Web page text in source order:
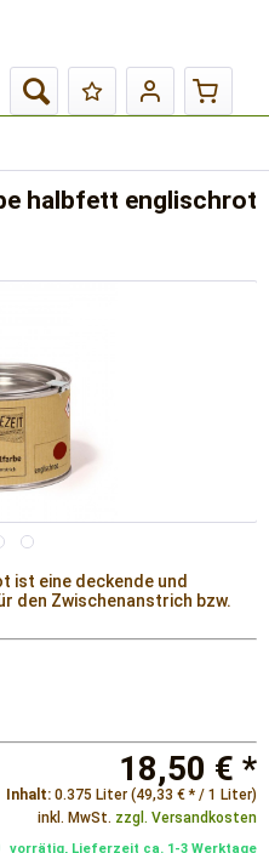
halbfett englischrot
eine deckende und
den Zwischenanstrich bzw.
18,50 € *
Inhalt: 0.375 Liter (49,33 € * / 1 Liter)
inkl. MwSt. zzgl. Versandkosten
vorrätig, Lieferzeit ca. 1-3 Werktage